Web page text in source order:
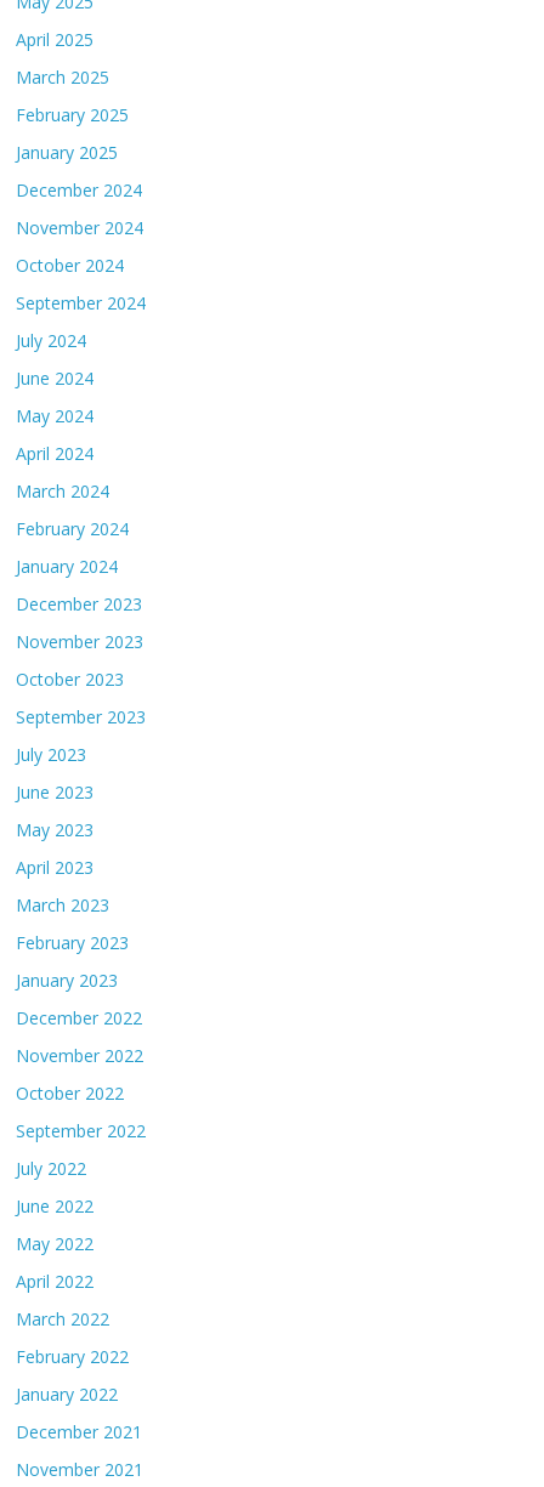
April 2025
March 2025
February 2025
January 2025
December 2024
November 2024
October 2024
September 2024
July 2024
June 2024
May 2024
April 2024
March 2024
February 2024
January 2024
December 2023
November 2023
October 2023
September 2023
July 2023
June 2023
May 2023
April 2023
March 2023
February 2023
January 2023
December 2022
November 2022
October 2022
September 2022
July 2022
June 2022
May 2022
April 2022
March 2022
February 2022
January 2022
December 2021
November 2021